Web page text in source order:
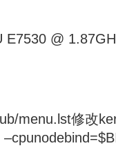
E7530 @
menu.lst修改